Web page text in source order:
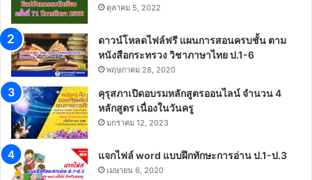
ตุลาคม 5, 2022
ดาวน์โหลดไฟล์ฟรี แผนการสอนครบชั้น ตาม
หนังสือกระทรวง วิชาภาษาไทย ป.1-6
พฤษภาคม 28, 2020
คุรุสภาเปิดอบรมหลักสูตรออนไลน์ จำนวน 4
หลักสูตร เนื่องในวันครู
มกราคม 12, 2023
แจกไฟล์ word แบบฝึกทักษะการอ่าน ป.1-ป.3
เมษายน 6, 2020